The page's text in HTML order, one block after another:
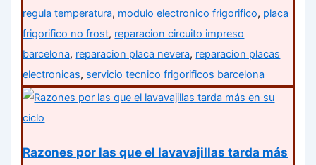
regula temperatura, modulo electronico frigorifico, placa
frigorifico no frost, reparacion circuito impreso
barcelona, reparacion placa nevera, reparacion placas
electronicas, servicio tecnico frigorificos barcelona
Razones por las que el lavavajillas tarda más